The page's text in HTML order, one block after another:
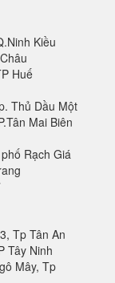
Kiều
Huế
Thủ Dầu Một
Mai Biên
Rạch Giá
Tp Tân An
Tây Ninh
Mây, Tp